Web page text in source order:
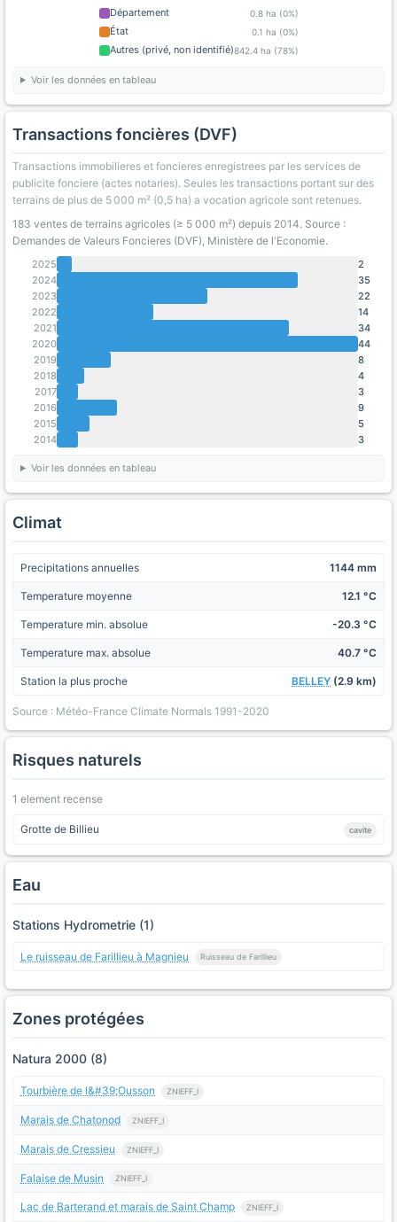
Département 0.8 ha (0%)
État 0.1 ha (0%)
Autres (privé, non identifié)842.4 ha (78%)
Voir les données en tableau
Transactions foncières (DVF)
Transactions immobilieres et foncieres enregistrees par les services de
publicite fonciere (actes notaries). Seules les transactions portant sur des
terrains de plus de 5 000 m² (0,5 ha) a vocation agricole sont retenues.
183 ventes de terrains agricoles (≥ 5 000 m²) depuis 2014. Source :
Demandes de Valeurs Foncieres (DVF), Ministère de l'Economie.
2025
2
2024
35
2023
22
2022
14
2021
34
2020
44
2019
8
2018
4
2017
3
2016
9
2015
5
2014
3
Voir les données en tableau
Climat
Precipitations annuelles 1144 mm
Temperature moyenne 12.1 °C
Temperature min. absolue -20.3 °C
Temperature max. absolue 40.7 °C
Station la plus proche BELLEY (2.9 km)
Source : Météo-France Climate Normals 1991-2020
Risques naturels
1 element recense
Grotte de Billieu cavite
Eau
Stations Hydrometrie (1)
Le ruisseau de Farillieu à Magnieu Ruisseau de Farillieu
Zones protégées
Natura 2000 (8)
Tourbière de l&#39;Ousson ZNIEFF_I
Marais de Chatonod ZNIEFF_I
Marais de Cressieu ZNIEFF_I
Falaise de Musin ZNIEFF_I
Lac de Barterand et marais de Saint Champ ZNIEFF_I